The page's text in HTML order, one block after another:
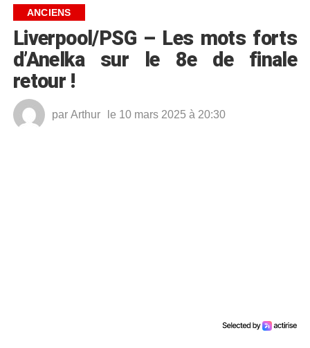
ANCIENS
Liverpool/PSG – Les mots forts
d’Anelka sur le 8e de finale
retour !
par Arthur le 10 mars 2025 à 20:30